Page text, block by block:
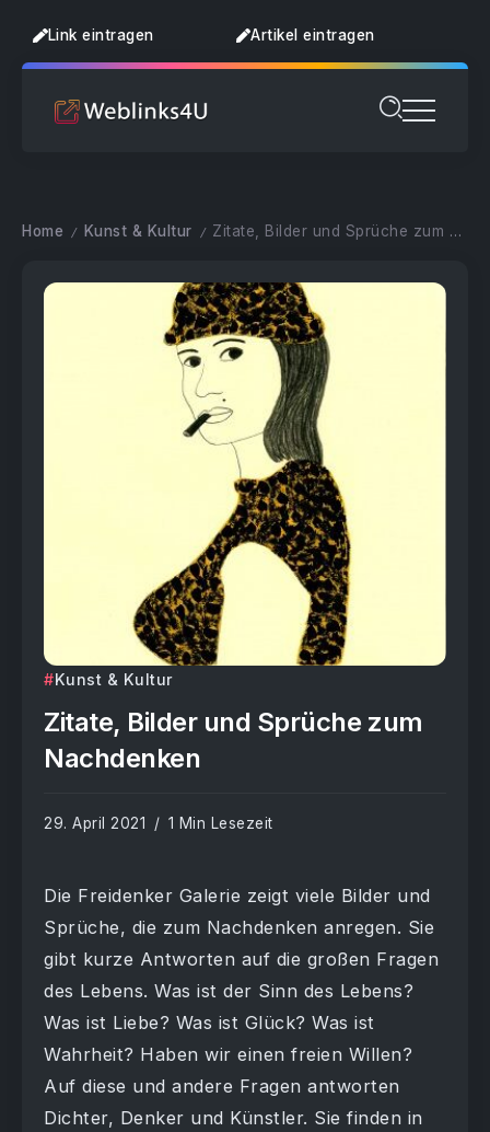
Link eintragen Artikel eintragen
Home / Kunst & Kultur / Zitate, Bilder und Sprüche zum Nachdenken
Kunst & Kultur
Zitate, Bilder und Sprüche zum
Nachdenken
29. April 2021 1 Min Lesezeit
Die Freidenker Galerie zeigt viele Bilder und
Sprüche, die zum Nachdenken anregen. Sie
gibt kurze Antworten auf die großen Fragen
des Lebens. Was ist der Sinn des Lebens?
Was ist Liebe? Was ist Glück? Was ist
Wahrheit? Haben wir einen freien Willen?
Auf diese und andere Fragen antworten
Dichter, Denker und Künstler. Sie finden in